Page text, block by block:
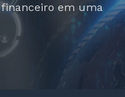
em uma